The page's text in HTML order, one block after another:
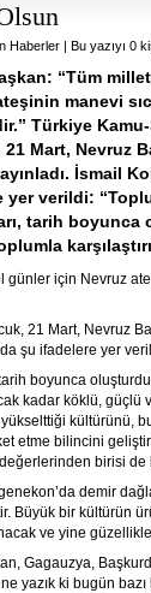
Haberler | Bu yazıyı 0
“Tüm
manevi
Türkiye
Mart, Nevruz
İsmail
yer verildi:
tarih
için Nevruz
21 Mart, Nevruz
şu ifadelere yer
boyunca
kadar köklü,
kültürünü,
etme bilincini
birisi de
demir
Büyük bir kültürün
ve yine
Gagauzya,
yazık ki bugün